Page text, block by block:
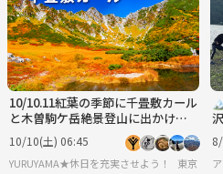
10/10.11紅葉の季節に千畳敷カール
と木曽駒ケ岳絶景登山に出かけよ
う！
10/10(土) 06:45
YURUYAMA★休日を充実させよう！（グルー
東京